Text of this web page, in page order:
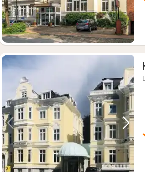
Vorheriges Bild